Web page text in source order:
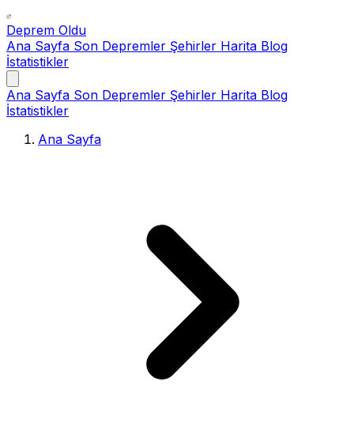
Deprem Oldu
Ana Sayfa Son Depremler Şehirler Harita Blog
İstatistikler
Ana Sayfa Son Depremler Şehirler Harita Blog
İstatistikler
Ana Sayfa